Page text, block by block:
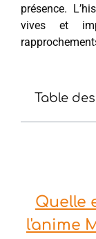
présence.
vives et
Table
Quelle
l'anime